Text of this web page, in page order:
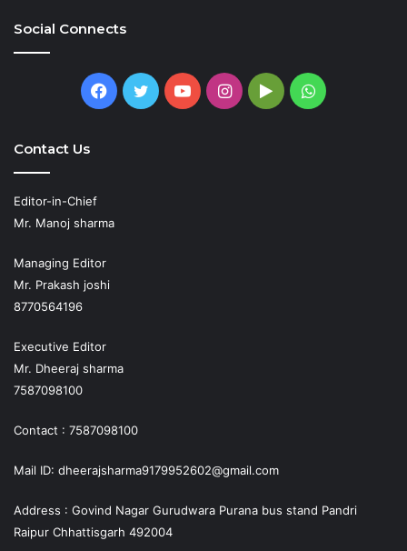
Social Connects
Facebook
TwitterYouTubeInstagram
GoogleWhatsApp
Contact Us
Editor-in-Chief
Mr. Manoj sharma
Managing Editor
Mr. Prakash joshi
8770564196
Executive Editor
Mr. Dheeraj sharma
7587098100
Contact : 7587098100
Mail ID: dheerajsharma9179952602@gmail.com
Address : Govind Nagar Gurudwara Purana bus stand Pandri
Raipur Chhattisgarh 492004